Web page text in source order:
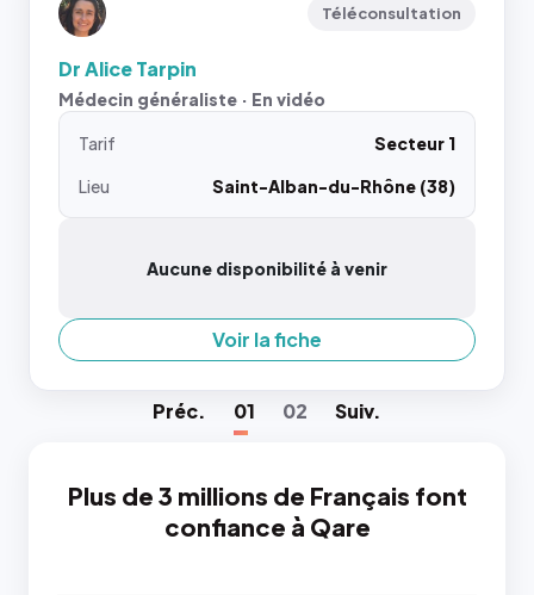
Téléconsultation
Dr Alice Tarpin
Médecin généraliste · En vidéo
Tarif
Secteur 1
Lieu
Saint-Alban-du-Rhône (38)
Aucune disponibilité à venir
Voir la fiche
Préc. 01 02 Suiv.
Plus de 3 millions de Français font
confiance à Qare